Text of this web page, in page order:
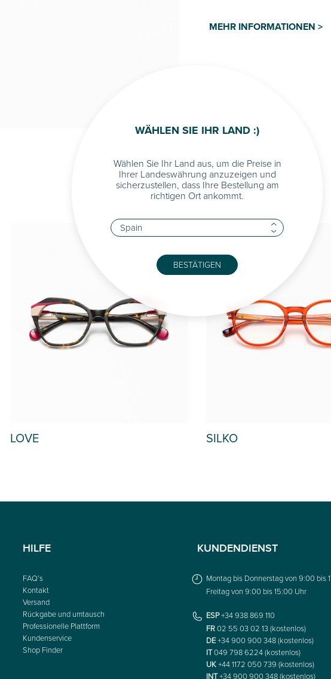
MEHR INFORMATIONEN >
LOVE SILKO
HILFE
FAQ’s
Kontakt
Versand
Rückgabe und umtausch
Professionelle Plattform
Kundenservice
Shop Finder
KUNDENDIENST
Montag bis Donnerstag von 9:00 bis
Freitag von 9:00 bis 15:00 Uhr
ESP+34 938 869 110
FR02 55 03 02 13 (kostenlos)
DE+34 900 900 348 (kostenlos)
IT049 798 6224 (kostenlos)
UK+44 1172 050 739 (kostenlos)
INT+34 900 900 348 (kostenlos)
WÄHLEN SIE IHR LAND :)
Wählen Sie Ihr Land aus, um die Preise in
Ihrer Landeswährung anzuzeigen und
sicherzustellen, dass Ihre Bestellung am
richtigen Ort ankommt.
BESTÄTIGEN